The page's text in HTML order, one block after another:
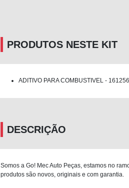
PRODUTOS NESTE KIT
ADITIVO PARA COMBUSTIVEL -
DESCRIÇÃO
Somos a Go! Mec Auto Peças, estamos no
produtos são novos, originais e com garantia.